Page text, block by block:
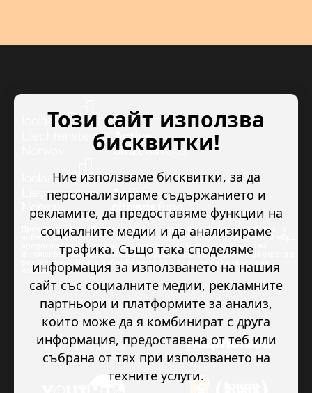
Проектът “Младежкото доброволчество в подкрепа на правата на
човека” се изпълнява с финансова подкрепа в размер на 89 978.50 евро,
предоставена от Исландия, Лихтенщайн и Норвегия по линия на
Финансовия механизъм на ЕИП. Основната цел на проекта е да укрепи и
развие младежкото доброволчество в подкрепа на правата на
човека.
Този сайт използва
бисквитки!
Ние използваме бисквитки, за да
персонализираме съдържанието и
рекламите, да предоставяме функции на
социалните медии и да анализираме
трафика. Също така споделяме
информация за използването на нашия
сайт със социалните медии, рекламните
партньори и платформите за анализ,
които може да я комбинират с друга
информация, предоставена от теб или
събрана от тях при използването на
техните услуги.